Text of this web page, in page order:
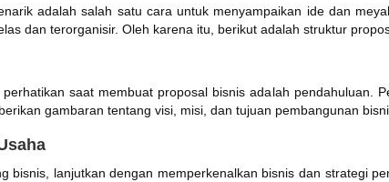
adalah salah satu cara untuk menyampaikan ide dan
dan terorganisir. Oleh karena itu, berikut adalah struktur
saat membuat proposal bisnis adalah pendahuluan.
gambaran tentang visi, misi, dan tujuan pembangunan
bisnis, lanjutkan dengan memperkenalkan bisnis dan strategi